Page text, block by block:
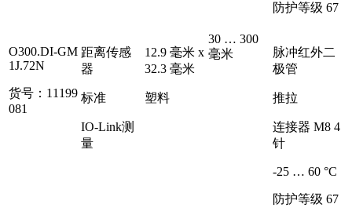
防护等级 67
O300.DI-GM
1J.72N
货号：11199
081
距离传感
器
标准
IO-Link测
量
12.9 毫米 x
32.3 毫米
塑料
30 … 300
毫米
脉冲红外二
极管
推拉
连接器 M8 4
针
-25 … 60 °C
防护等级 67